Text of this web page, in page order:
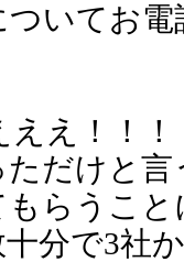
ついてお
え！！
だけと
らうこ
分で3社